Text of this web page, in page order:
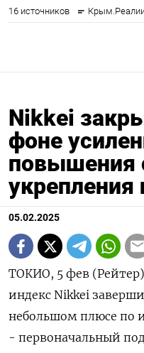
Nikkei
фоне
повышения
укрепления
05.02.2025
ТОКИО, 5 фев
индекс Nikkei
небольшом плюсе по
- первоначальный